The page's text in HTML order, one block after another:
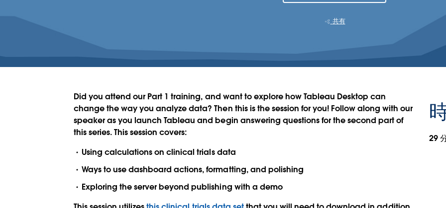
共有
Did you attend our Part 1 training, and want to explore how Tableau Desktop can
change the way you analyze data? Then this is the session for you! Follow along with our
speaker as you launch Tableau and begin answering questions for the second part of
this series. This session covers:
Using calculations on clinical trials data
Ways to use dashboard actions, formatting, and polishing
Exploring the server beyond publishing with a demo
29